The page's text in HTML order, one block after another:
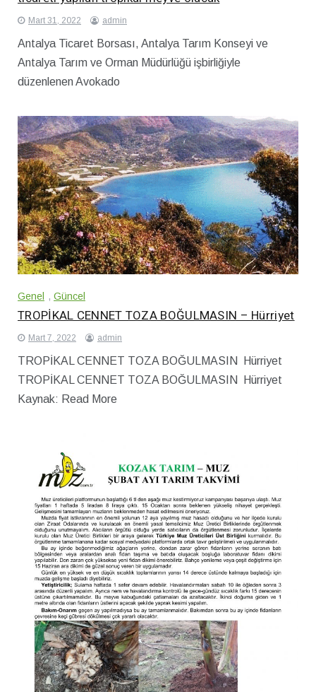
Mart 31, 2022 admin
Antalya Ticaret Borsası, Antalya Tarım Konseyi ve
Antalya Tarım ve Orman Müdürlüğü işbirliğiyle
düzenlenen Avokado
Genel , Güncel
TROPİKAL CENNET TOZA BOĞULMASIN – Hürriyet
Mart 7, 2022 admin
TROPİKAL CENNET TOZA BOĞULMASIN Hürriyet
TROPİKAL CENNET TOZA BOĞULMASIN Hürriyet
Kaynak: Read More